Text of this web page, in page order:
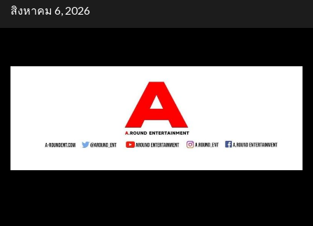
Skipสิงหาคม 6, 2026